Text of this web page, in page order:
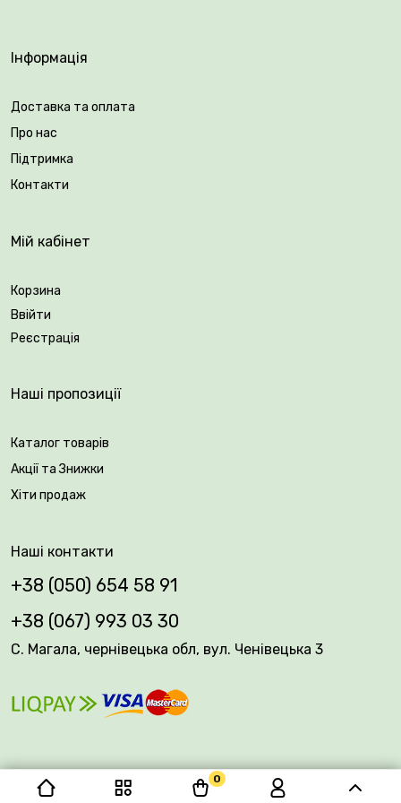
0
Інформація
Доставка та оплата
Про нас
Підтримка
Контакти
Мій кабінет
Корзина
Ввійти
Реєстрація
Наші пропозиції
Каталог товарів
Акції та Знижки
Хіти продаж
Наші контакти
+38 (050) 654 58 91
+38 (067) 993 03 30
С. Магала, чернівецька обл, вул. Ченівецька 3
© 2026 Plantsvovk.com.ua